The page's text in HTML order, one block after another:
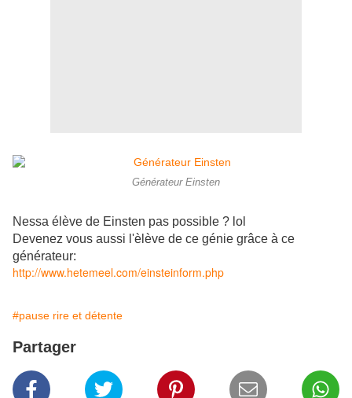
Générateur Einsten
Nessa élève de Einsten pas possible ? lol
Devenez vous aussi l'èlève de ce génie grâce à ce
générateur:
http://www.hetemeel.com/einsteinform.php
#pause rire et détente
Partager